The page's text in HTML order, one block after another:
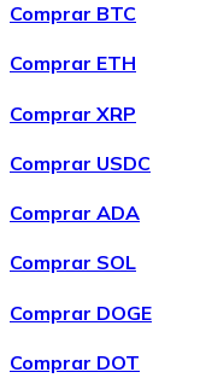
Comprar BTC
Comprar ETH
Comprar XRP
Comprar USDC
Comprar ADA
Comprar SOL
Comprar DOGE
Comprar DOT